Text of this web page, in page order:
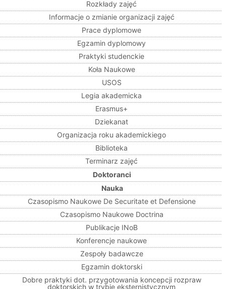
Rozkłady zajęć
Informacje o zmianie organizacji zajęć
Prace dyplomowe
Egzamin dyplomowy
Praktyki studenckie
Koła Naukowe
USOS
Legia akademicka
Erasmus+
Dziekanat
Organizacja roku akademickiego
Biblioteka
Terminarz zajęć
Doktoranci
Nauka
Czasopismo Naukowe De Securitate et Defensione
Czasopismo Naukowe Doctrina
Publikacje INoB
Konferencje naukowe
Zespoły badawcze
Egzamin doktorski
Dobre praktyki dot. przygotowania koncepcji rozpraw
doktorskich w trybie eksternistycznym